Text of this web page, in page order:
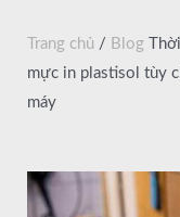
Trang chủ / Blog
mực in plastisol tùy
máy